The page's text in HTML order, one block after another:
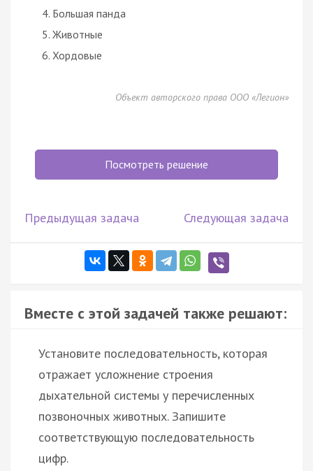
Большая панда
Животные
Хордовые
Объект авторского права ООО «Легион»
Посмотреть решение
Предыдущая задача Следующая задача
Вместе с этой задачей также решают:
Установите последовательность, которая
отражает усложнение строения
дыхательной системы у перечисленных
позвоночных животных. Запишите
соответствующую последовательность
цифр.